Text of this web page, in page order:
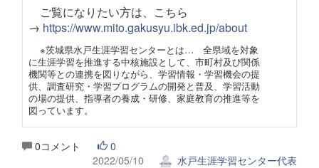
ご覧になりたい方は、こちら
→ https://www.mito.gakusyu.ibk.ed.jp/about
※茨城県水戸生涯学習センターとは… 全県域を対象
に生涯学習を推進する中核施設として、市町村及び関係
機関等との連携を図りながら、学習情報・学習機会の提
供、調査研究・学習プログラムの開発と普及、学習活動
の場の提供、指導者の養成・研修、家庭教育の推進等を
図っています。
0コメント
0
2022/05/10
水戸生涯学習センター代表